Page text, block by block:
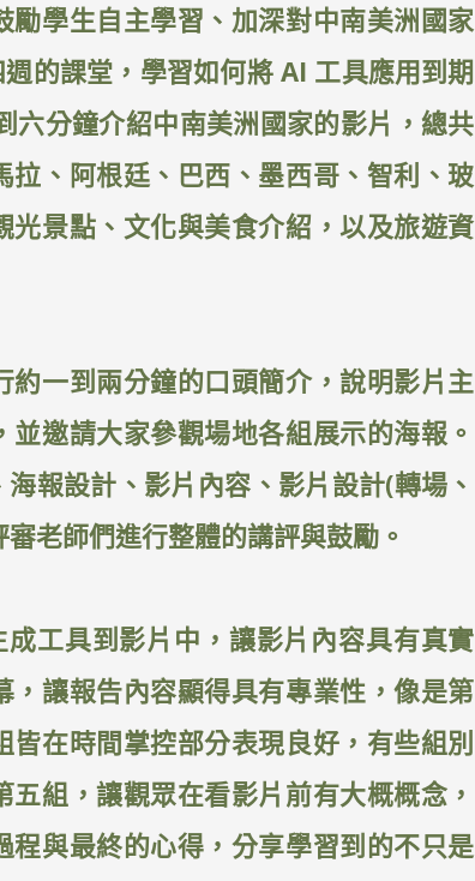
學生自主學習、加深對中南美洲國家
的課堂，學習如何將 AI 工具應用到期
六分鐘介紹中南美洲國家的影片，總共
、阿根廷、巴西、墨西哥、智利、玻
景點、文化與美食介紹，以及旅遊資
一到兩分鐘的口頭簡介，說明影片主
邀請大家參觀場地各組展示的海報。
報設計、影片內容、影片設計(轉場、
老師們進行整體的講評與鼓勵。
工具到影片中，讓影片內容具有真實
讓報告內容顯得具有專業性，像是第
在時間掌控部分表現良好，有些組別
組，讓觀眾在看影片前有大概概念，
與最終的心得，分享學習到的不只是